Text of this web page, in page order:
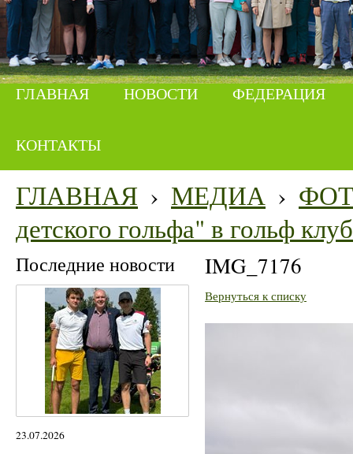
ГЛАВНАЯ НОВОСТИ ФЕДЕРАЦИЯ
КОНТАКТЫ
ГЛАВНАЯ › МЕДИА ›
детского гольфа" в гольф
Последние новости
23.07.2026
IMG_7176
Вернуться к списку